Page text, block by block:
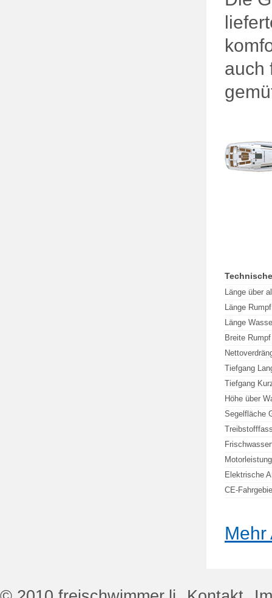
auch
Länge über
Länge Rumpf
Länge
Breite Rumpf
Tiefgang
Tiefgang
Höhe über
Segelfläche
Motorleistung
Elektrische
CE-
Mehr